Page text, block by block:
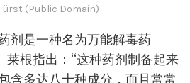
(Public Domain)
剂是一种名为万能解毒药
莱根指出：“这种药剂制备起来
含多达八十种成分，而且常常